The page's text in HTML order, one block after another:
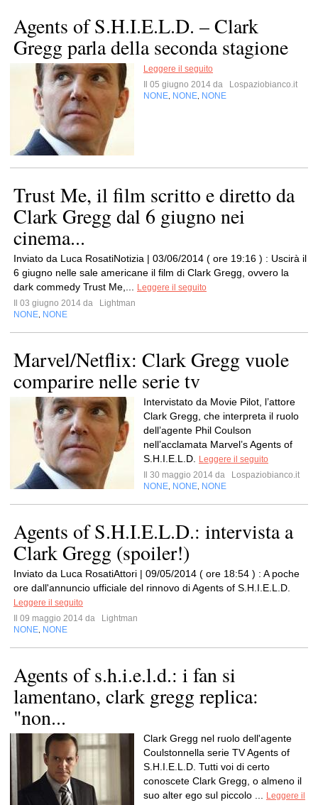
Agents of S.H.I.E.L.D. – Clark
Gregg parla della seconda stagione
Leggere il seguito
Il 05 giugno 2014 da
Lospaziobianco.it
NONE NONE NONE
Trust Me, il film scritto e diretto da
Clark Gregg dal 6 giugno nei
cinema...
Inviato da Luca RosatiNotizia | 03/06/2014 ( ore 19:16 ) : Uscirà il
6 giugno nelle sale americane il film di Clark Gregg, ovvero la
dark commedy Trust Me,...
Leggere il seguito
Il 03 giugno 2014 da
Lightman
NONE NONE
Marvel/Netflix: Clark Gregg vuole
comparire nelle serie tv
Intervistato da Movie Pilot, l’attore
Clark Gregg, che interpreta il ruolo
dell’agente Phil Coulson
nell’acclamata Marvel’s Agents of
S.H.I.E.L.D.
Leggere il seguito
Il 30 maggio 2014 da
Lospaziobianco.it
NONE NONE NONE
Agents of S.H.I.E.L.D.: intervista a
Clark Gregg (spoiler!)
Inviato da Luca RosatiAttori | 09/05/2014 ( ore 18:54 ) : A poche
ore dall'annuncio ufficiale del rinnovo di Agents of S.H.I.E.L.D.
Leggere il seguito
Il 09 maggio 2014 da
Lightman
NONE NONE
Agents of s.h.i.e.l.d.: i fan si
lamentano, clark gregg replica:
"non...
Clark Gregg nel ruolo dell'agente
Coulstonnella serie TV Agents of
S.H.I.E.L.D. Tutti voi di certo
conoscete Clark Gregg, o almeno il
suo alter ego sul piccolo ...
Leggere il